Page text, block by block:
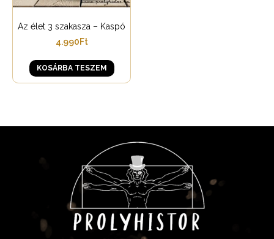
Az élet 3 szakasza – Kaspó
4.990Ft
KOSÁRBA TESZEM